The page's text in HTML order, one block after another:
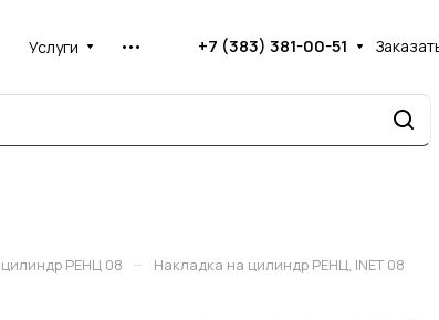
Услуги +7 (383) 381-00-51
РЕНЦ 08 – Накладка на цилиндр РЕНЦ, INET 08